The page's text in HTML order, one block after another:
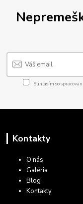
Súhlasím so
Kontakty
O nás
Galéria
Blog
Kontakty